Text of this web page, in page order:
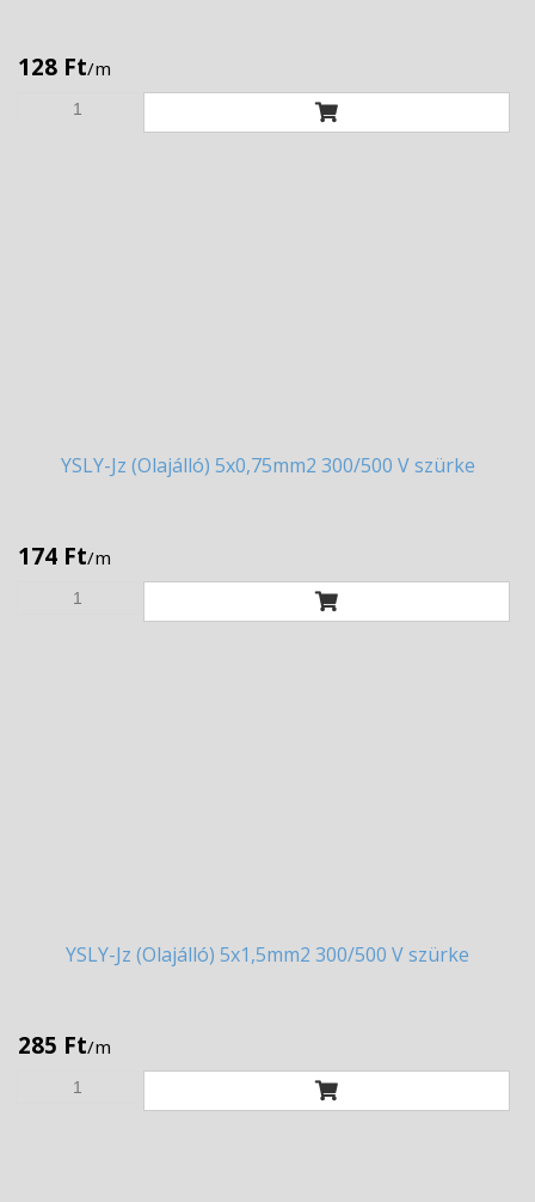
128 Ft/m
YSLY-Jz (Olajálló) 5x0,75mm2 300/500 V szürke
174 Ft/m
YSLY-Jz (Olajálló) 5x1,5mm2 300/500 V szürke
285 Ft/m